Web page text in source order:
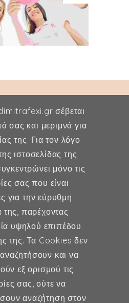
FMH
σέβεται
σας και μεριμνά για
της. Για τον λόγο
ιστοσελίδας της
μόνο τις
σας που είναι
για την εύρυθμη
της, παρέχοντας
υψηλού επιπέδου
της. Τα Cookies δεν
και να
εξ ορισμού τις
σας, ούτε να
αναζήτηση στον